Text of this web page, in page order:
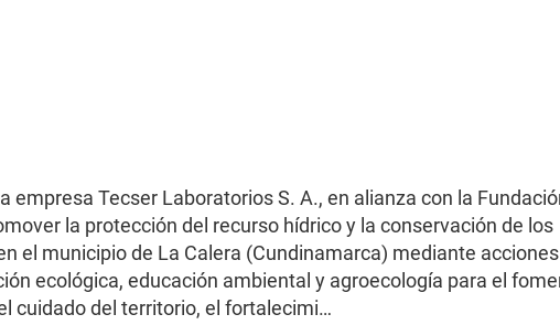
empresa Tecser Laboratorios S. A., en alianza con la
la protección del recurso hídrico y la conservación de los
el municipio de La Calera (Cundinamarca) mediante acciones
ecológica, educación ambiental y agroecología para el
cuidado del territorio, el fortalecimi…